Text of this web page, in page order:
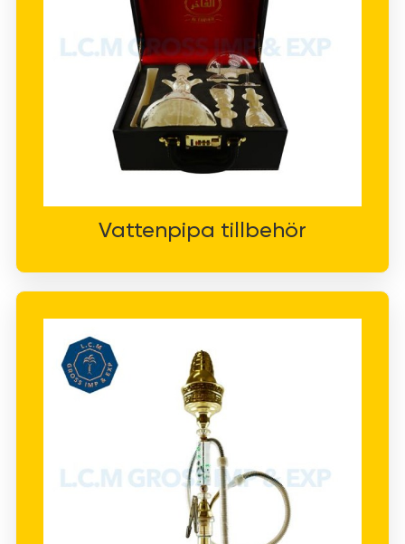
Vattenpipa tillbehör